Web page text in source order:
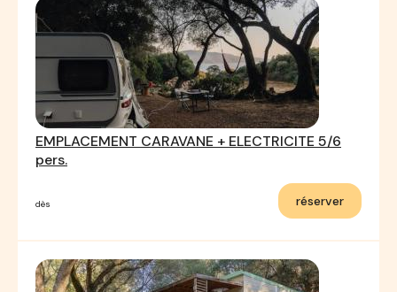
EMPLACEMENT CARAVANE + ELECTRICITE 5/6
pers.
dès réserver